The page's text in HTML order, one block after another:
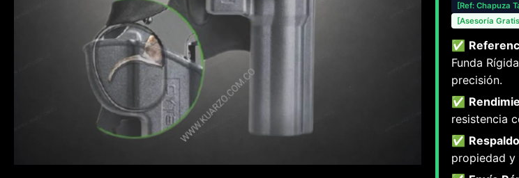
[Ref: Chapuza
[Asesoría
✅
Funda
precisión.
✅
resistencia
✅
propiedad y